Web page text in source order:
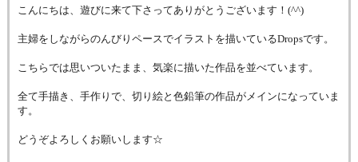
こんにちは、遊びに来て下さってありがとうございます！(^^)
主婦をしながらのんびりペースでイラストを描いているDropsです。
こちらでは思いついたまま、気楽に描いた作品を並べています。
全て手描き、手作りで、切り絵と色鉛筆の作品がメインになっていま
す。
どうぞよろしくお願いします☆